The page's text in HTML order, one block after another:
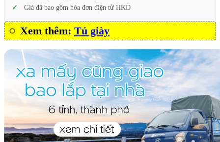
Giá đã bao gồm hóa đơn điện tử HKD
Xem thêm: Tủ giày